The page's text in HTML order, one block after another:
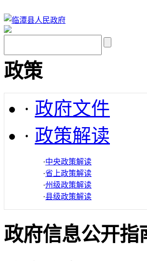
政策
· 政府文件
· 政策解读
·中央政策解读
·省上政策解读
·州级政策解读
·县级政策解读
政府信息公开指